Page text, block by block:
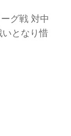
グ戦 対中
となり惜